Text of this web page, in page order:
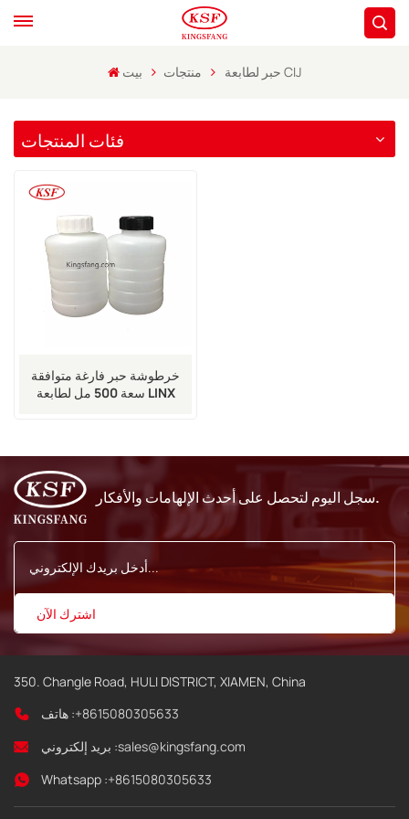
بيت منتجات حبر لطابعة CIJ
فئات المنتجات
خرطوشة حبر فارغة متوافقة
سعة 500 مل لطابعة LINX
سجل اليوم لتحصل على أحدث الإلهامات والأفكار.
350. Changle Road, HULI DISTRICT, XIAMEN, China
هاتف :+8615080305633
بريد إلكتروني :sales@kingsfang.com
Whatsapp :+8615080305633